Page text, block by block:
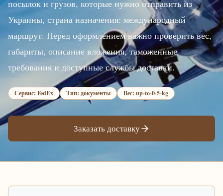
посылок и грузов, которые нужно отправить из
Украины, страна назначения: международный
маршрут. Перед оформлением важно проверить вес,
габариты, описание вложения, таможенные
требования и доступные службы доставки.
Сервис: FedEx Тип: документы Вес: up-to-0-5-kg
Заказать доставку